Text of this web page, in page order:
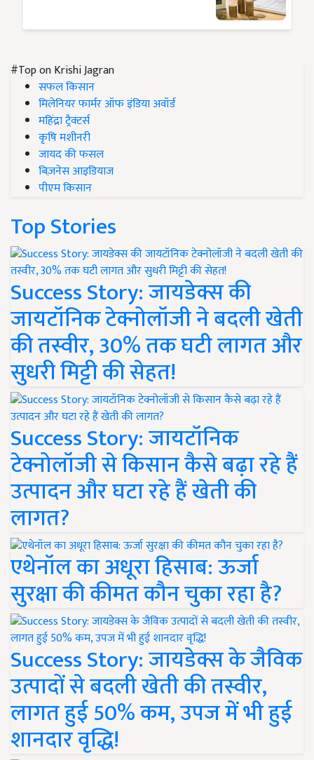
#Top on Krishi Jagran
सफल किसान
मिलेनियर फार्मर ऑफ इंडिया अवॉर्ड
महिंद्रा ट्रैक्टर्स
कृषि मशीनरी
जायद की फसल
बिज़नेस आइडियाज
पीएम किसान
Top Stories
Success Story: जायडेक्स की
जायटॉनिक टेक्नोलॉजी ने बदली खेती
की तस्वीर, 30% तक घटी लागत और
सुधरी मिट्टी की सेहत!
Success Story: जायटॉनिक
टेक्नोलॉजी से किसान कैसे बढ़ा रहे हैं
उत्पादन और घटा रहे हैं खेती की
लागत?
एथेनॉल का अधूरा हिसाब: ऊर्जा
सुरक्षा की कीमत कौन चुका रहा है?
Success Story: जायडेक्स के जैविक
उत्पादों से बदली खेती की तस्वीर,
लागत हुई 50% कम, उपज में भी हुई
शानदार वृद्धि!